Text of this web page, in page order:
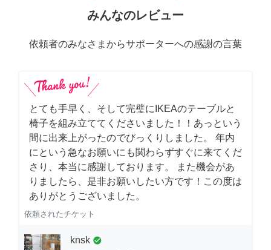
みんなのレビュー
依頼者のみなさまからサポーターへの感謝の言葉
とても手早く、そして完璧にIKEAのテーブルと
椅子を組み立ててくださいました！！あっという
間に出来上がったのでびっくりしました。 年内
にという急なお願いにも関わらずすぐに来てくだ
さり、本当に感謝しております。 また機会があ
りましたら、是非お願いしたい方です！この度は
ありがとうございました。
依頼されたチケット
knsk check_circle